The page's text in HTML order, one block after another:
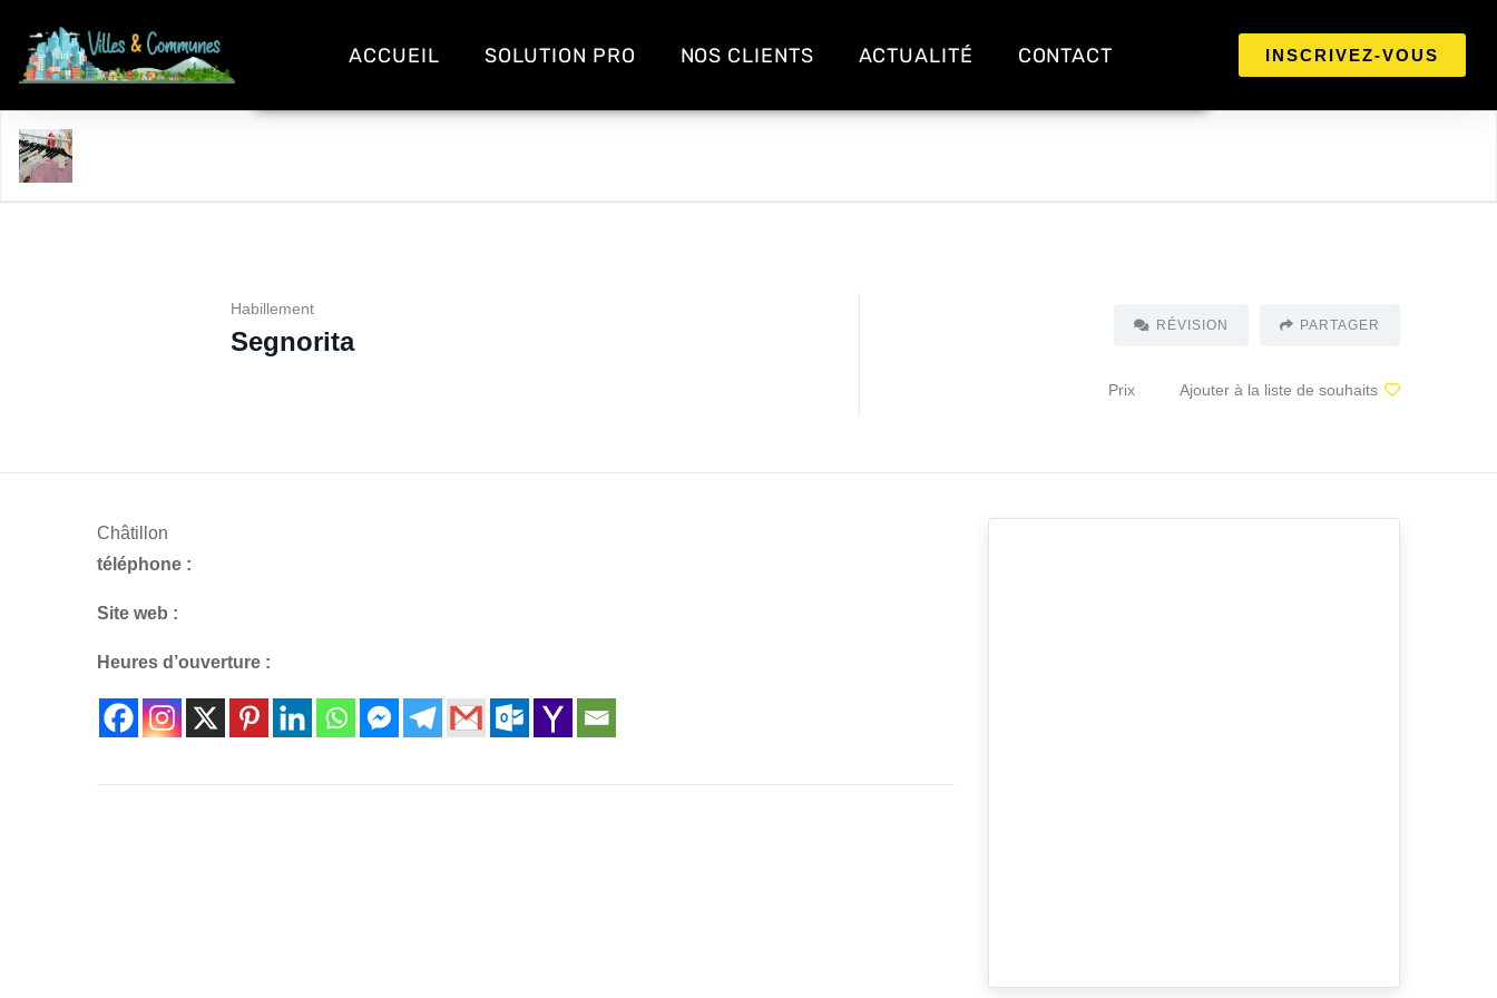
ACCUEIL SOLUTION PRO NOS CLIENTS ACTUALITÉ CONTACT INSCRIVEZ-VOUS
Habillement
Segnorita
RÉVISION PARTAGER
Prix Ajouter à la liste de souhaits
Châtillon
téléphone :
Site web :
Heures d’ouverture :